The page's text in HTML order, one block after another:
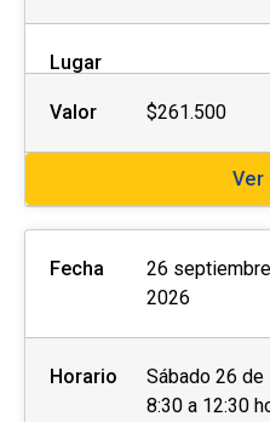
Lugar
Valor $261.500
Ver
Fecha
26
2026
Horario
Sábado 26
8:30 a 12:30